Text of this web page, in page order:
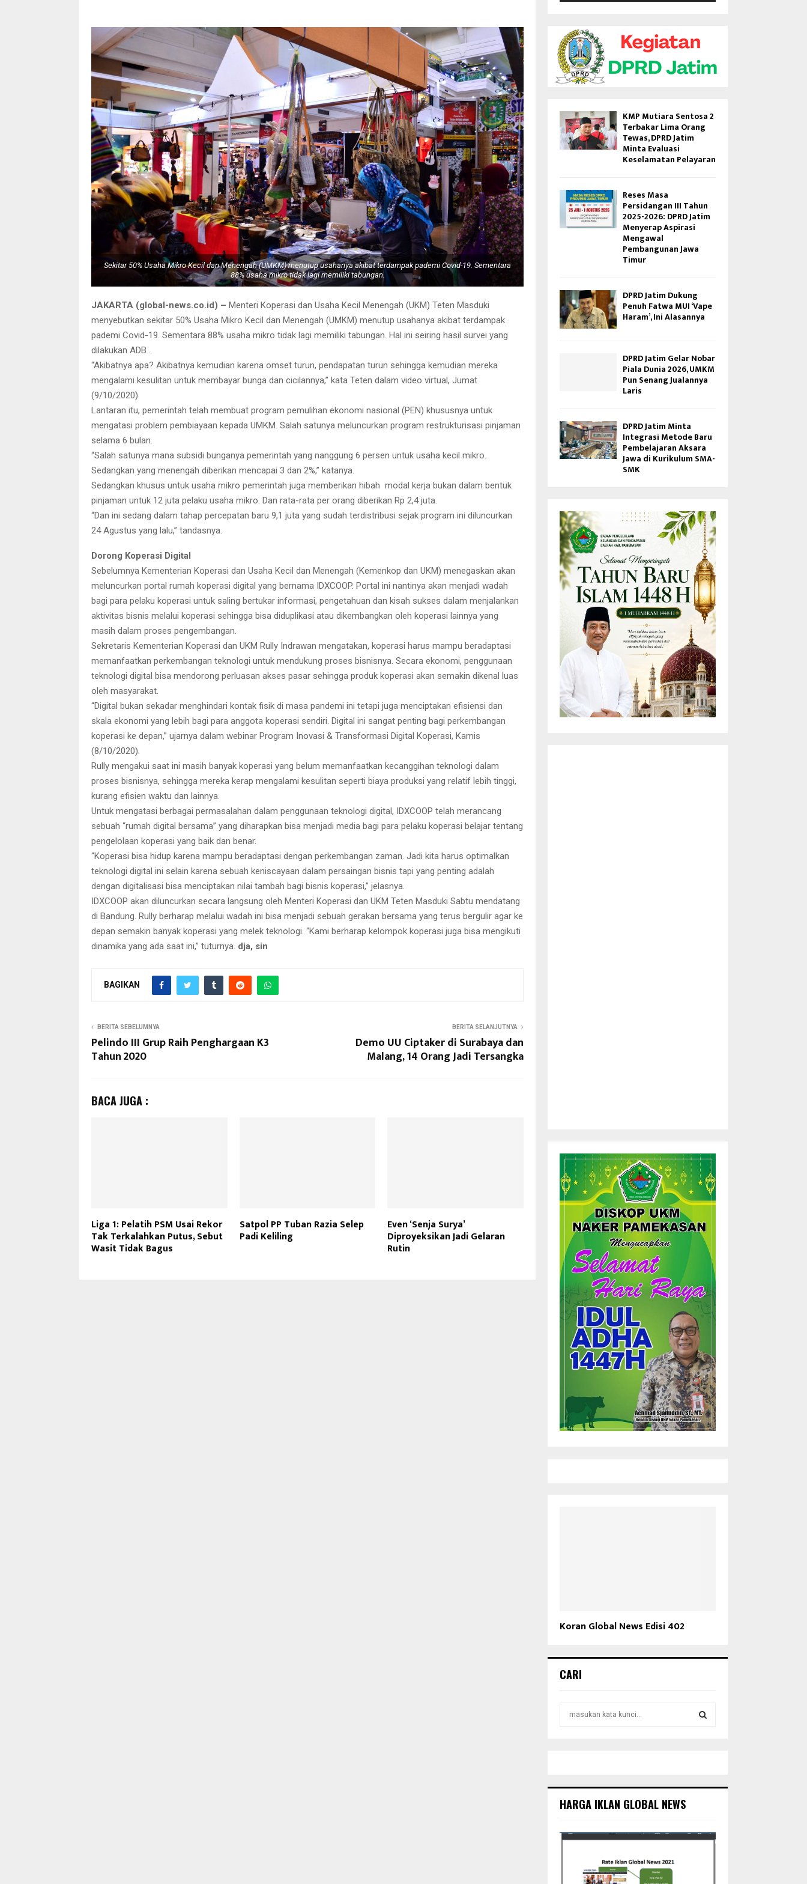
Sekitar 50% Usaha Mikro Kecil dan Menengah (UMKM) menutup usahanya akibat terdampak pademi Covid-19. Sementara
88% usaha mikro tidak lagi memiliki tabungan.
JAKARTA (global-news.co.id) – Menteri Koperasi dan Usaha Kecil Menengah (UKM) Teten Masduki
menyebutkan sekitar 50% Usaha Mikro Kecil dan Menengah (UMKM) menutup usahanya akibat terdampak
pademi Covid-19. Sementara 88% usaha mikro tidak lagi memiliki tabungan. Hal ini seiring hasil survei yang
dilakukan ADB .
“Akibatnya apa? Akibatnya kemudian karena omset turun, pendapatan turun sehingga kemudian mereka
mengalami kesulitan untuk membayar bunga dan cicilannya,” kata Teten dalam video virtual, Jumat
(9/10/2020).
Lantaran itu, pemerintah telah membuat program pemulihan ekonomi nasional (PEN) khususnya untuk
mengatasi problem pembiayaan kepada UMKM. Salah satunya meluncurkan program restrukturisasi pinjaman
selama 6 bulan.
“Salah satunya mana subsidi bunganya pemerintah yang nanggung 6 persen untuk usaha kecil mikro.
Sedangkan yang menengah diberikan mencapai 3 dan 2%,” katanya.
Sedangkan khusus untuk usaha mikro pemerintah juga memberikan hibah modal kerja bukan dalam bentuk
pinjaman untuk 12 juta pelaku usaha mikro. Dan rata-rata per orang diberikan Rp 2,4 juta.
“Dan ini sedang dalam tahap percepatan baru 9,1 juta yang sudah terdistribusi sejak program ini diluncurkan
24 Agustus yang lalu,” tandasnya.
Dorong Koperasi Digital
Sebelumnya Kementerian Koperasi dan Usaha Kecil dan Menengah (Kemenkop dan UKM) menegaskan akan
meluncurkan portal rumah koperasi digital yang bernama IDXCOOP. Portal ini nantinya akan menjadi wadah
bagi para pelaku koperasi untuk saling bertukar informasi, pengetahuan dan kisah sukses dalam menjalankan
aktivitas bisnis melalui koperasi sehingga bisa diduplikasi atau dikembangkan oleh koperasi lainnya yang
masih dalam proses pengembangan.
Sekretaris Kementerian Koperasi dan UKM Rully Indrawan mengatakan, koperasi harus mampu beradaptasi
memanfaatkan perkembangan teknologi untuk mendukung proses bisnisnya. Secara ekonomi, penggunaan
teknologi digital bisa mendorong perluasan akses pasar sehingga produk koperasi akan semakin dikenal luas
oleh masyarakat.
“Digital bukan sekadar menghindari kontak fisik di masa pandemi ini tetapi juga menciptakan efisiensi dan
skala ekonomi yang lebih bagi para anggota koperasi sendiri. Digital ini sangat penting bagi perkembangan
koperasi ke depan,” ujarnya dalam webinar Program Inovasi & Transformasi Digital Koperasi, Kamis
(8/10/2020).
Rully mengakui saat ini masih banyak koperasi yang belum memanfaatkan kecanggihan teknologi dalam
proses bisnisnya, sehingga mereka kerap mengalami kesulitan seperti biaya produksi yang relatif lebih tinggi,
kurang efisien waktu dan lainnya.
Untuk mengatasi berbagai permasalahan dalam penggunaan teknologi digital, IDXCOOP telah merancang
sebuah “rumah digital bersama” yang diharapkan bisa menjadi media bagi para pelaku koperasi belajar tentang
pengelolaan koperasi yang baik dan benar.
“Koperasi bisa hidup karena mampu beradaptasi dengan perkembangan zaman. Jadi kita harus optimalkan
teknologi digital ini selain karena sebuah keniscayaan dalam persaingan bisnis tapi yang penting adalah
dengan digitalisasi bisa menciptakan nilai tambah bagi bisnis koperasi,” jelasnya.
IDXCOOP akan diluncurkan secara langsung oleh Menteri Koperasi dan UKM Teten Masduki Sabtu mendatang
di Bandung. Rully berharap melalui wadah ini bisa menjadi sebuah gerakan bersama yang terus bergulir agar ke
depan semakin banyak koperasi yang melek teknologi. “Kami berharap kelompok koperasi juga bisa mengikuti
dinamika yang ada saat ini,” tuturnya. dja, sin
BAGIKAN
BERITA SEBELUMNYA
Pelindo III Grup Raih Penghargaan K3
Tahun 2020
BERITA SELANJUTNYA
Demo UU Ciptaker di Surabaya dan
Malang, 14 Orang Jadi Tersangka
BACA JUGA :
Liga 1: Pelatih PSM Usai Rekor
Tak Terkalahkan Putus, Sebut
Wasit Tidak Bagus
Satpol PP Tuban Razia Selep
Padi Keliling
Even ‘Senja Surya’
Diproyeksikan Jadi Gelaran
Rutin
e
o
KMP Mutiara Sentosa 2
Terbakar Lima Orang
Tewas, DPRD Jatim
Minta Evaluasi
Keselamatan Pelayaran
Reses Masa
Persidangan III Tahun
2025-2026: DPRD Jatim
Menyerap Aspirasi
Mengawal
Pembangunan Jawa
Timur
DPRD Jatim Dukung
Penuh Fatwa MUI ‘Vape
Haram’, Ini Alasannya
DPRD Jatim Gelar Nobar
Piala Dunia 2026, UMKM
Pun Senang Jualannya
Laris
DPRD Jatim Minta
Integrasi Metode Baru
Pembelajaran Aksara
Jawa di Kurikulum SMA-
SMK
Koran Global News Edisi 402
CARI
r
A
C
HARGA IKLAN GLOBAL NEWS